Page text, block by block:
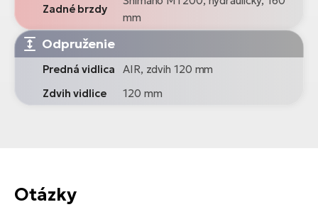
Zadné brzdy
mm
Odpruženie
Predná vidlica
AIR, zdvih 120 mm
Zdvih vidlice
120 mm
Otázky